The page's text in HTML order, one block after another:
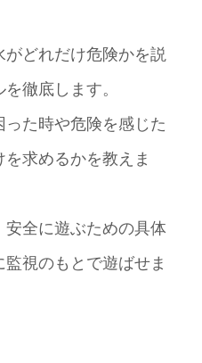
がどれだけ危険かを説
徹底します。
った時や危険を感じた
求めるかを教えま
安全に遊ぶための具体
視のもとで遊ばせま